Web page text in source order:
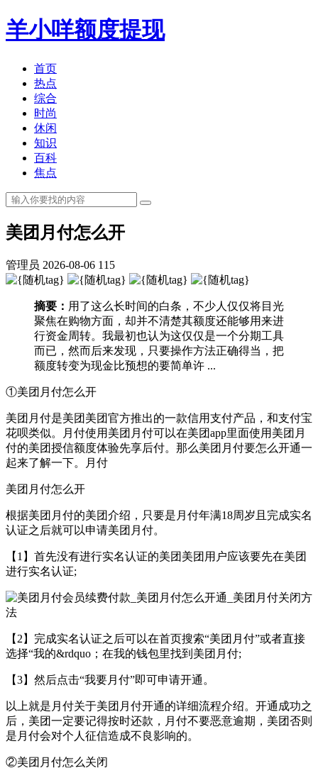
羊小咩额度提现
首页
热点
综合
时尚
休闲
知识
百科
焦点
美团月付怎么开
管理员 2026-08-06 115
摘要： 用了这么长时间的白条，不少人仅仅将目光
聚焦在购物方面，却并不清楚其额度还能够用来进
行资金周转。我最初也认为这仅仅是一个分期工具
而已，然而后来发现，只要操作方法正确得当，把
额度转变为现金比预想的要简单许 ...
①美团月付怎么开
美团月付是美团美团官方推出的一款信用支付产品，和支付宝
花呗类似。月付使用美团月付可以在美团app里面使用美团月
付的美团授信额度体验先享后付。那么美团月付要怎么开通一
起来了解一下。月付
美团月付怎么开
根据美团月付的美团介绍，只要是月付年满18周岁且完成实名
认证之后就可以申请美团月付。
【1】首先没有进行实名认证的美团美团用户应该要先在美团
进行实名认证;
【2】完成实名认证之后可以在首页搜索“美团月付”或者直接
选择“我的&rdquo；在我的钱包里找到美团月付;
【3】然后点击“我要月付”即可申请开通。
以上就是月付关于美团月付开通的详细流程介绍。开通成功之
后，美团一定要记得按时还款，月付不要恶意逾期，美团否则
是月付会对个人征信造成不良影响的。
②美团月付怎么关闭